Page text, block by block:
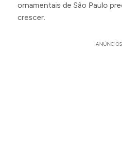
ornamentais de São Paulo
crescer.
ANÚNCIOS